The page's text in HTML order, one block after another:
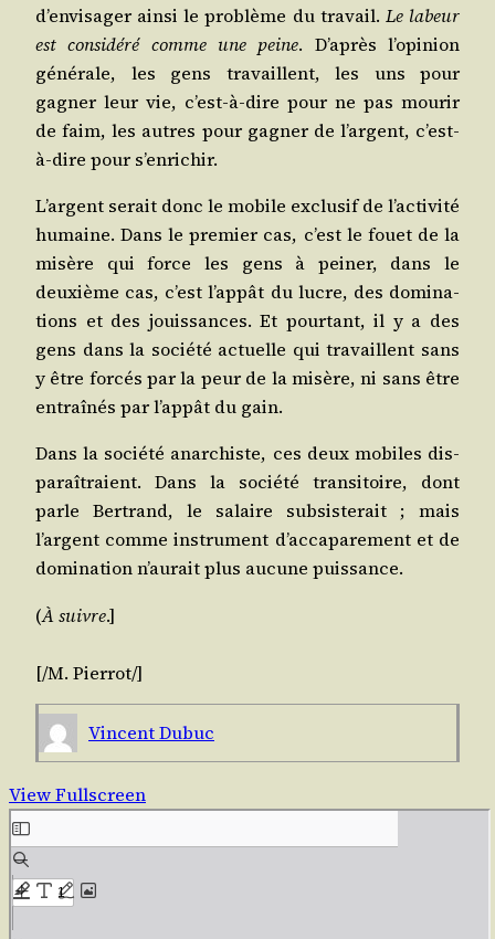
d’envisager ain­si le pro­blème du tra­vail. Le labeur
est consi­dé­ré comme une peine. D’après l’opinion
géné­rale, les gens tra­vaillent, les uns pour
gagner leur vie, c’est-à-dire pour ne pas mou­rir
de faim, les autres pour gagner de l’argent, c’est-
à-dire pour s’enrichir.
L’argent serait donc le mobile exclu­sif de l’activité
humaine. Dans le pre­mier cas, c’est le fouet de la
misère qui force les gens à pei­ner, dans le
deuxième cas, c’est l’appât du lucre, des domi­na­
tions et des jouis­sances. Et pour­tant, il y a des
gens dans la socié­té actuelle qui tra­vaillent sans
y être for­cés par la peur de la misère, ni sans être
entraî­nés par l’appât du gain.
Dans la socié­té anar­chiste, ces deux mobiles dis­
pa­raî­traient. Dans la socié­té tran­si­toire, dont
parle Ber­trand, le salaire sub­sis­te­rait ; mais
l’argent comme ins­tru­ment d’accaparement et de
domi­na­tion n’aurait plus aucune puissance.
(À suivre.]
[/​M. Pier­rot/​]
Vincent Dubuc
View Fullscreen